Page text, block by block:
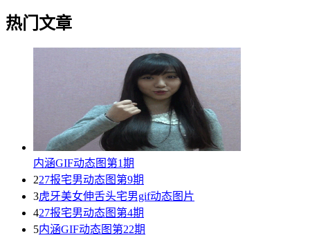
热门文章
内涵GIF动态图第1期
227报宅男动态图第9期
3虎牙美女伸舌头宅男gif动态图片
427报宅男动态图第4期
5内涵GIF动态图第22期